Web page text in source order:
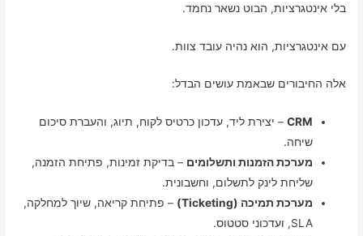
בלי אינטגרציות, הבוט נשאר נחמד.
עם אינטגרציות, הוא נהיה עובד צוות.
אלה החיבורים שבאמת עושים הבדל:
CRM – יצירת ליד, עדכון כרטיס לקוח, תיוג, והעברת סיכום
שיחה.
מערכת הזמנות ותשלומים – בדיקת זמינות, פתיחת הזמנה,
שליחת לינק לתשלום, וחשבונית.
מערכת תמיכה (Ticketing)
– פתיחת קריאה, שיוך למחלקה,
SLA, ועדכוני סטטוס.